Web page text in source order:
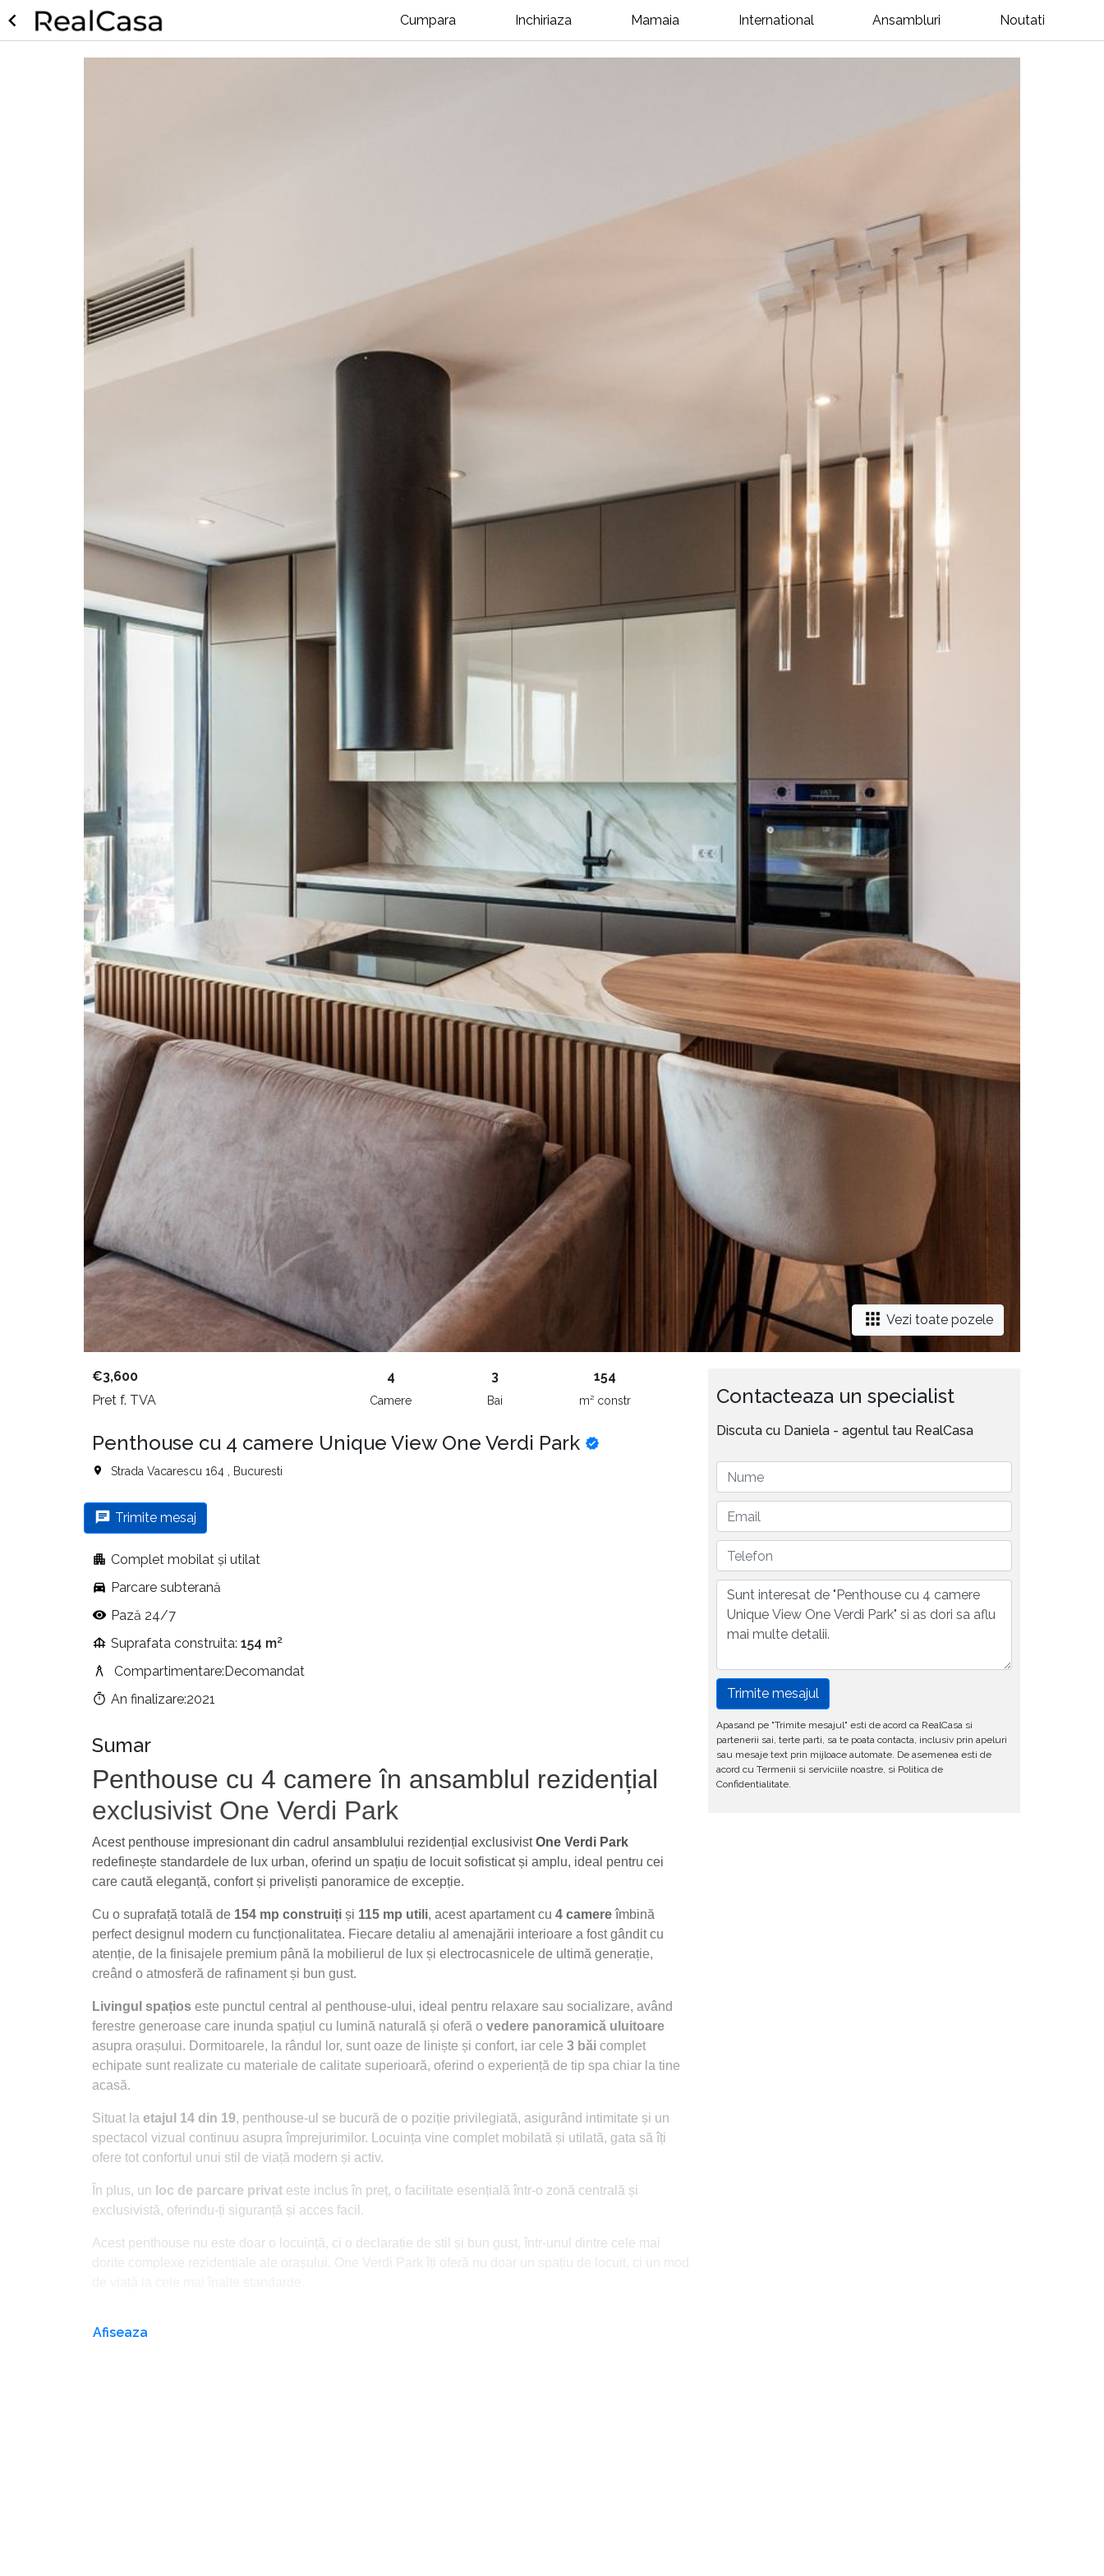
Cumpara Inchiriaza Mamaia International Ansambluri Noutati
Vezi toate pozele
€3,600
Pret f. TVA
4
Camere
3
Bai
154
m² constr
Penthouse cu 4 camere Unique View One Verdi Park
Strada Vacarescu 164 , Bucuresti
Trimite mesaj
Complet mobilat și utilat
Parcare subterană
Pază 24/7
Suprafata construita: 154 m²
Compartimentare:Decomandat
An finalizare:2021
Sumar
Penthouse cu 4 camere în ansamblul rezidențial
exclusivist One Verdi Park
Acest penthouse impresionant din cadrul ansamblului rezidențial exclusivistOne Verdi Park
redefinește standardele de lux urban, oferind un spațiu de locuit sofisticat și amplu, ideal pentru cei
care caută eleganță, confort și priveliști panoramice de excepție.
Cu o suprafață totală de 154 mp construiți și 115 mp utili, acest apartament cu 4 camereîmbină
perfect designul modern cu funcționalitatea. Fiecare detaliu al amenajării interioare a fost gândit cu
atenție, de la finisajele premium până la mobilierul de lux și electrocasnicele de ultimă generație,
creând o atmosferă de rafinament și bun gust.
Livingul spațios este punctul central al penthouse-ului, ideal pentru relaxare sau socializare, având
ferestre generoase care inunda spațiul cu lumină naturală și oferă o vedere panoramică uluitoare
asupra orașului. Dormitoarele, la rândul lor, sunt oaze de liniște și confort, iar cele 3 băi complet
echipate sunt realizate cu materiale de calitate superioară, oferind o experiență de tip spa chiar la tine
acasă.
Situat la etajul 14 din 19, penthouse-ul se bucură de o poziție privilegiată, asigurând intimitate și un
spectacol vizual continuu asupra împrejurimilor. Locuința vine complet mobilată și utilată, gata să îți
ofere tot confortul unui stil de viață modern și activ.
În plus, un loc de parcare privat este inclus în preț, o facilitate esențială într-o zonă centrală și
exclusivistă, oferindu-ți siguranță și acces facil.
Acest penthouse nu este doar o locuință, ci o declarație de stil și bun gust, într-unul dintre cele mai
dorite complexe rezidențiale ale orașului. One Verdi Park îți oferă nu doar un spațiu de locuit, ci un mod
Afiseaza
Contacteaza un specialist
Discuta cu Daniela - agentul tau RealCasa
Trimite mesajul
Apasand pe "Trimite mesajul" esti de acord ca RealCasa si
partenerii sai, terte parti, sa te poata contacta, inclusiv prin apeluri
sau mesaje text prin mijloace automate. De asemenea esti de
acord cu Termenii si serviciile noastre, si Politica de
Confidentialitate.